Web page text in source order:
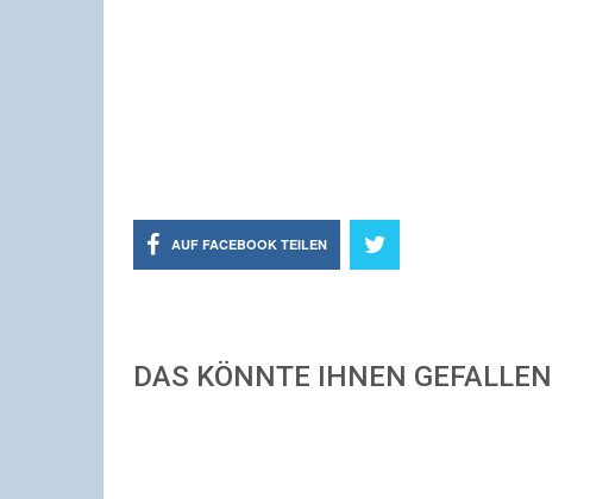
AUF FACEBOOK TEILEN
DAS KÖNNTE IHNEN GEFALLEN